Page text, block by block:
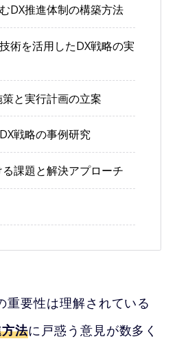
DX推進体制の構築方法
術を活用したDX戦略の実
と実行計画の立案
戦略の事例研究
課題と解決アプローチ
重要性は理解されている
法に戸惑う意見が数多く